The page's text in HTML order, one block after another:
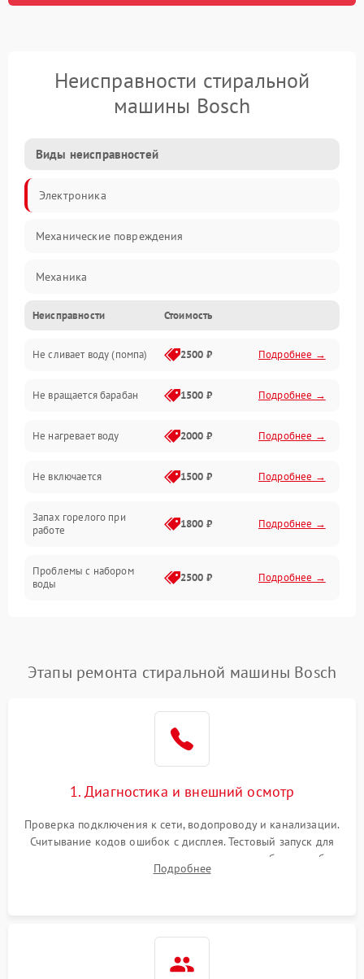
Неисправности стиральной
машины Bosch
Виды неисправностей
Электроника
Механические повреждения
Механика
Электропитание
Водоснабжение
Слив
Программное обеспечение
Неисправности Стоимость
Не сливает воду (помпа) 2500 ₽ Подробнее →
Не вращается барабан 1500 ₽ Подробнее →
Не нагревает воду 2000 ₽ Подробнее →
Не включается 1500 ₽ Подробнее →
Запах горелого при
работе
1800 ₽ Подробнее →
Проблемы с набором
воды
2500 ₽ Подробнее →
Замена платы управления Подробнее →
Этапы ремонта стиральной машины Bosch
1. Диагностика и внешний осмотр
Проверка подключения к сети, водопроводу и канализации.
Считывание кодов ошибок с дисплея. Тестовый запуск для
выявления посторонних шумов, протечек или сбоев в работе
электронного модуля управления.
Подробнее